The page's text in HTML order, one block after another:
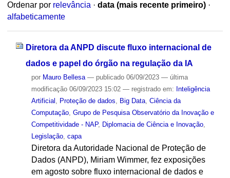
Ordenar por relevância · data (mais recente primeiro) ·
alfabeticamente
Diretora da ANPD discute fluxo internacional de
dados e papel do órgão na regulação da IA
por Mauro Bellesa — publicado06/09/2023 — última
modificação06/09/2023 15:02 — registrado em: Inteligência
Artificial
Proteção de dados Big Data, Ciência da
Computação, Grupo de Pesquisa Observatório da Inovação e
Competitividade - NAP, Diplomacia de Ciência e Inovação,
Legislação, capa
Diretora da Autoridade Nacional de Proteção de
Dados (ANPD), Miriam Wimmer, fez exposições
em agosto sobre fluxo internacional de dados e